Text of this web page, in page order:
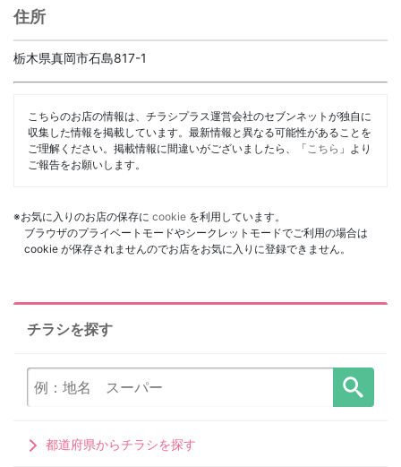
住所
栃木県真岡市石島817-1
こちらのお店の情報は、チラシプラス運営会社のセブンネットが独自に
収集した情報を掲載しています。最新情報と異なる可能性があることを
ご理解ください。掲載情報に間違いがございましたら、「 こちら 」より
ご報告をお願いします。
※お気に入りのお店の保存に cookie を利用しています。
ブラウザのプライベートモードやシークレットモードでご利用の場合は
cookie が保存されませんのでお店をお気に入りに登録できません。
チラシを探す
都道府県からチラシを探す